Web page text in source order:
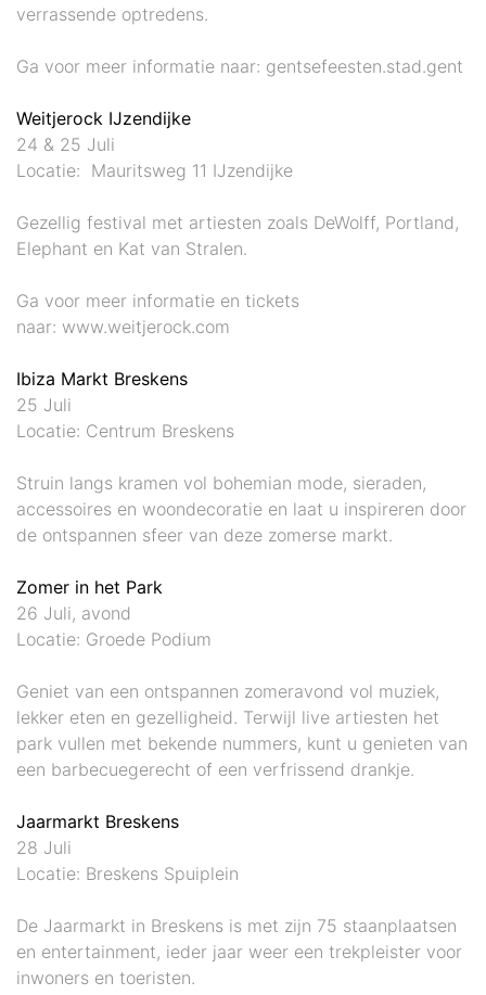
verrassende optredens.
Ga voor meer informatie naar: gentsefeesten.stad.gent
Weitjerock IJzendijke
24 & 25 Juli
Locatie: Mauritsweg 11 IJzendijke
Gezellig festival met artiesten zoals DeWolff, Portland,
Elephant en Kat van Stralen.
Ga voor meer informatie en tickets
naar: www.weitjerock.com
Ibiza Markt Breskens
25 Juli
Locatie: Centrum Breskens
Struin langs kramen vol bohemian mode, sieraden,
accessoires en woondecoratie en laat u inspireren door
de ontspannen sfeer van deze zomerse markt.
Zomer in het Park
26 Juli, avond
Locatie: Groede Podium
Geniet van een ontspannen zomeravond vol muziek,
lekker eten en gezelligheid. Terwijl live artiesten het
park vullen met bekende nummers, kunt u genieten van
een barbecuegerecht of een verfrissend drankje.
Jaarmarkt Breskens
28 Juli
Locatie: Breskens Spuiplein
De Jaarmarkt in Breskens is met zijn 75 staanplaatsen
en entertainment, ieder jaar weer een trekpleister voor
inwoners en toeristen.